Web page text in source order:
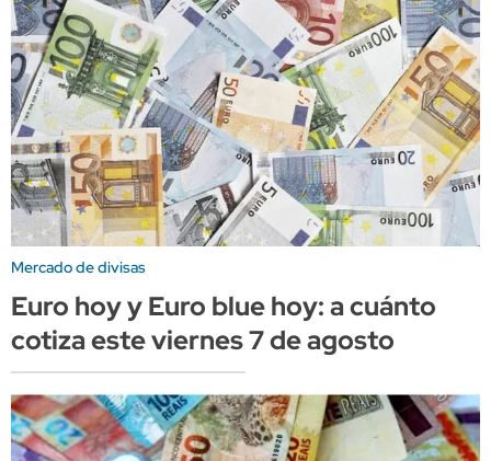
Mercado de divisas
Euro hoy y Euro blue hoy: a cuánto
cotiza este viernes 7 de agosto